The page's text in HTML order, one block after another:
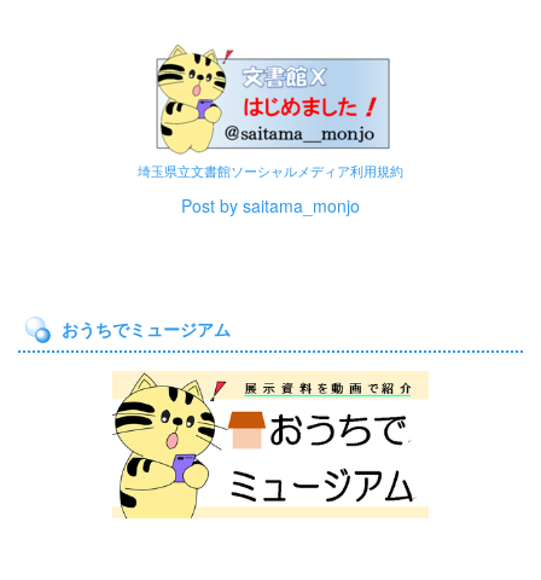
埼玉県立文書館ソーシャルメディア利用規約
Post by saitama_monjo
おうちでミュージアム